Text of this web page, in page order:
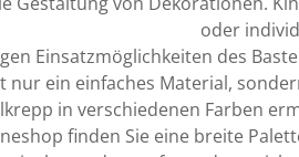
oder
Einsatzmöglichkeiten des
nur ein einfaches Material,
in verschiedenen Farben
finden Sie eine breite